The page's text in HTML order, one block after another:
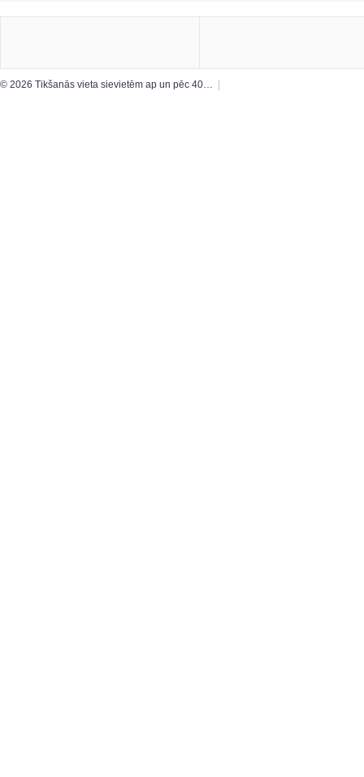
© 2026 Tikšanās vieta sievietēm ap un pēc 40…